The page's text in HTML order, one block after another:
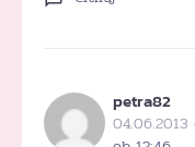
petra82
04.06.2013